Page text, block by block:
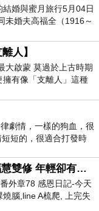
婚與蜜月旅行5月04日
未婚夫高福全（1916～
日於英國倫敦St.S
人】
大啟蒙 莫過於上古時期
有像「支離人」這種
讀
劇情，一樣的狗血，很
短的，很適合打發時
小護師番外章78 > 福慧雙修 年輕卻有個老靈魂 ㄑ金剛經〉podcast
外章78 感恩日記-今天
腦,line A梳爬, 上完失